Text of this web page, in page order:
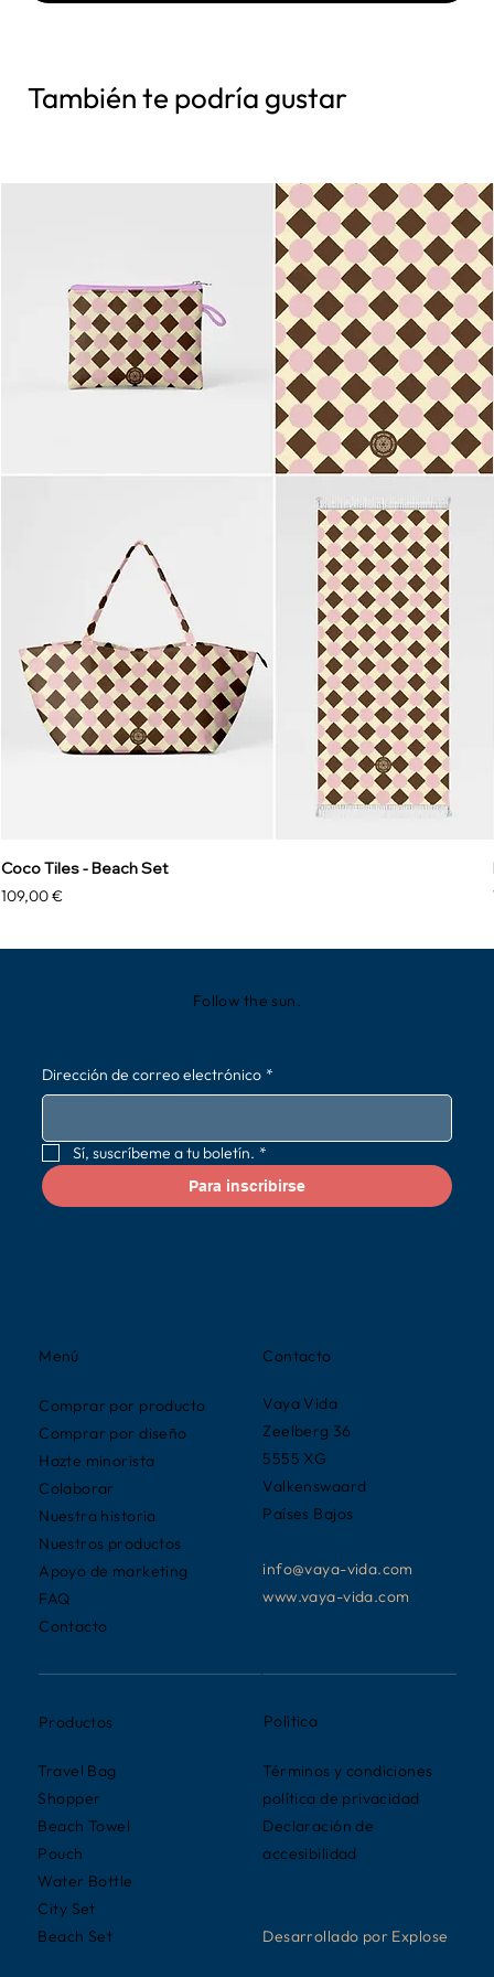
También te podría gustar
Coco Tiles - Beach Set
Precio
109,00 €
Contacto
Vaya Vida
Zeelberg 36
5555 XG
Valkenswaard
Países Bajos
info@vaya-vida.com
www.vaya-vida.com
Menú
Comprar por producto
Comprar por diseño
Hazte minorista
Colaborar
Nuestra historia
Nuestros productos
Apoyo de marketing
FAQ
Contacto
Productos
Travel Bag
Shopper
Beach Towel
Pouch
Water Bottle
City Set
Beach Set
Política
Términos y condiciones
política de privacidad
Declaración de
accesibilidad
Desarrollado por Explose
Follow the sun.
Dirección de correo electrónico *
Sí, suscríbeme a tu boletín. *
Para inscribirse